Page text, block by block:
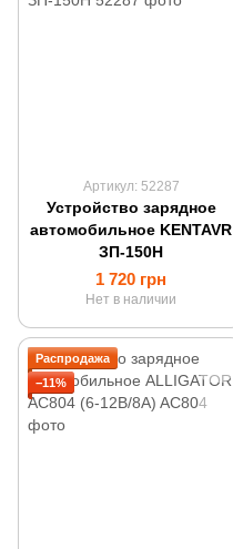
Артикул: 52287
Устройство зарядное
автомобильное KENTAVR
ЗП-150Н
1 720 грн
Нет в наличии
Распродажа
−11%